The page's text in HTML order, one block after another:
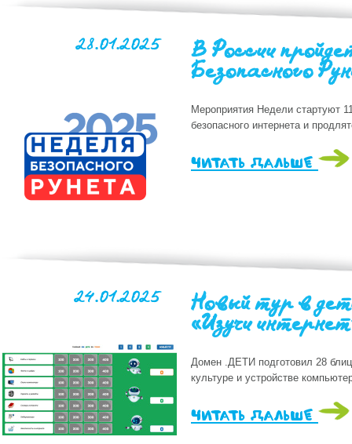
28.01.2025
В России
Безопасного
Мероприятия Недели стартуют
безопасного интернета и
читать дальше
24.01.2025
Новый тур в
«Изучи
Домен .ДЕТИ подготовил 28
культуре и устройстве
читать дальше